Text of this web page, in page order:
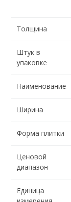
Толщина
Штук в
упаковке
Наименование
Ширина
Форма плитки
Ценовой
диапазон
Единица